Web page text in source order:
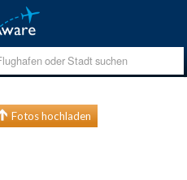
Fotos hochladen